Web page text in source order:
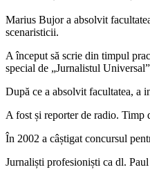
Marius Bujor a absolvit
scenaristicii.
A început să scrie din timpul
special de „Jurnalistul
După ce a absolvit facultatea, a
A fost și reporter de radio. Timp
În 2002 a câștigat concursul
Jurnaliști profesioniști ca dl.